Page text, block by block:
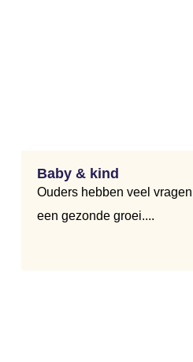
Baby & kind
Ouders hebben veel
een gezonde groei....